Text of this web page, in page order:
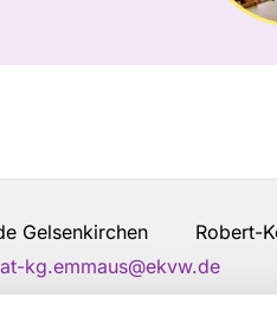
Gelsenkirchen Robert-
kg.emmaus@ekvw.de